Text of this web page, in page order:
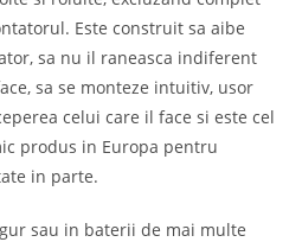
Este construit sa aibe
sa nu il raneasca indiferent
sa se monteze intuitiv, usor
celui care il face si este cel
produs in Europa pentru
in parte.
sau in baterii de mai multe